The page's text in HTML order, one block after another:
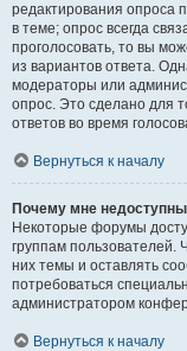
редактирования опроса
в теме; опрос всегда
проголосовать, то вы
из вариантов ответа.
модераторы или
опрос. Это сделано для
ответов во время
Вернуться к началу
Почему мне
Некоторые форумы
группам пользователей.
них темы и оставлять
потребоваться
администратором
Вернуться к началу